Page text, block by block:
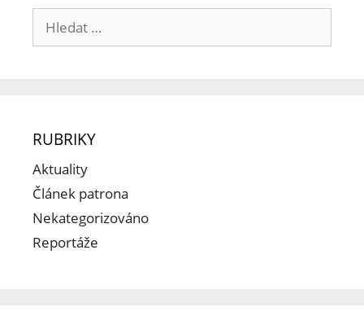
RUBRIKY
Aktuality
Článek patrona
Nekategorizováno
Reportáže